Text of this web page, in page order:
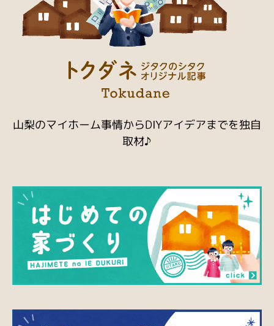
山梨のマイホーム事情からDIYアイデアまでを独自
取材♪